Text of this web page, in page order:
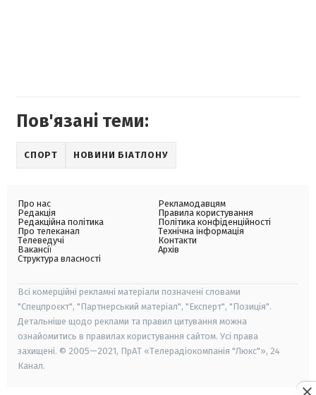
Пов'язані теми:
СПОРТ НОВИНИ БІАТЛОНУ
Про нас
Редакція
Редакційна політика
Про телеканал
Телеведучі
Вакансії
Структура власності
Рекламодавцям
Правила користування
Політика конфіденційності
Технічна інформація
Контакти
Архів
Всі комерційні рекламні матеріали позначені словами
"Спецпроєкт", "Партнерський матеріал", "Експерт", "Позиція".
Детальніше щодо реклами та правил цитування можна
ознайомитись в правилах користування сайтом. Усі права
захищені. © 2005—2021, ПрАТ «Телерадіокомпанія "Люкс"», 24
Канал.